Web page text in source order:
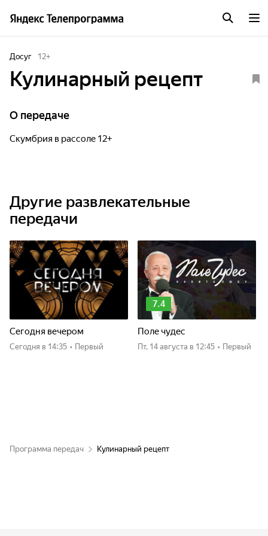
Досуг 12+
Кулинарный рецепт
О передаче
Скумбрия в рассоле 12+
Другие развлекательные
передачи
Сегодня вечером
Сегодня в 14:35 • Первый
7.4
Поле чудес
пт, 14 августа в 12:45 • Первый
Программа передач Кулинарный рецепт